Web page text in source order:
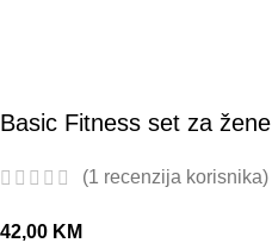
Basic Fitness set za žene
(1 recenzija korisnika)
42,00 KM